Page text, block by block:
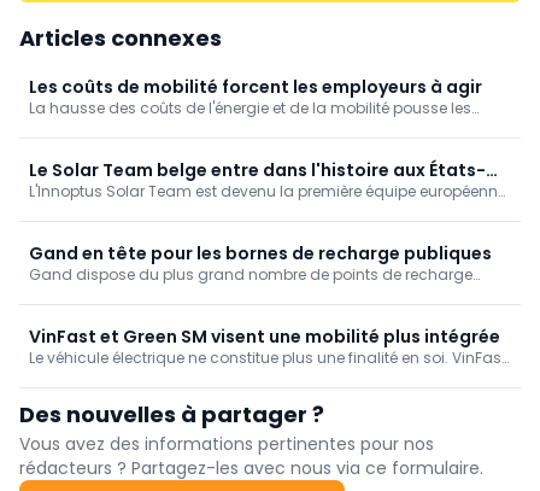
Articles connexes
Les coûts de mobilité forcent les employeurs à agir
La hausse des coûts de l'énergie et de la mobilité pousse les
que les PME restent freinées par les coûts et la complexité des
règles.
Le Solar Team belge entre dans l'histoire aux États-
Unis
L'Innoptus Solar Team est devenu la première équipe européenne
une victoire historique aux États-Unis.
Gand en tête pour les bornes de recharge publiques
Gand dispose du plus grand nombre de points de recharge
analyse de ParkBee met en évidence les écarts régionaux.
VinFast et Green SM visent une mobilité plus intégrée
Le véhicule électrique ne constitue plus une finalité en soi. VinFast
système de transport plus efficace.
Des nouvelles à partager ?
Vous avez des informations pertinentes pour nos
rédacteurs ? Partagez-les avec nous via ce formulaire.